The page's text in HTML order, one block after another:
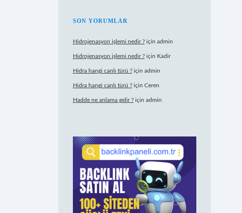
SON YORUMLAR
Hidrojenasyon işlemi nedir ?için admin
Hidrojenasyon işlemi nedir ?için Kadir
Hidra hangi canlı türü ?için admin
Hidra hangi canlı türü ?için Ceren
Hadde ne anlama gelir ?için admin